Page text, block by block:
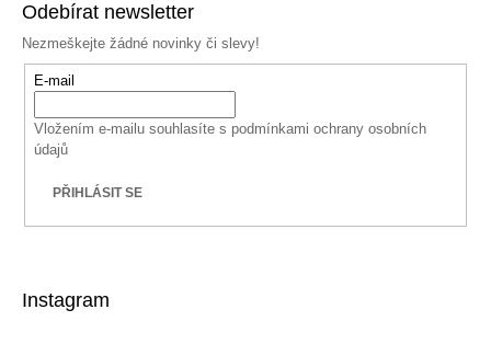
Odebírat newsletter
Nezmeškejte žádné novinky či slevy!
E-mail
Vložením e-mailu souhlasíte s podmínkami ochrany osobních
údajů
PŘIHLÁSIT SE
Instagram